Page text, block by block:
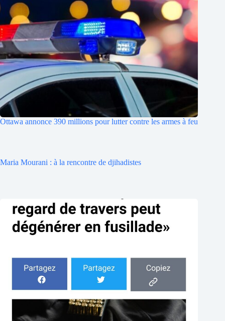
Ottawa annonce 390 millions pour lutter contre les armes à feu
Maria Mourani : à la rencontre de djihadistes